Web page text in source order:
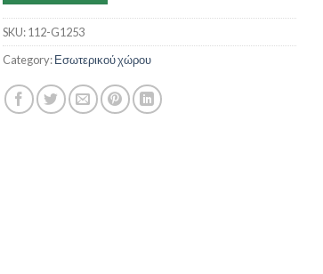
SKU:112-G1253
Category:Εσωτερικού χώρου